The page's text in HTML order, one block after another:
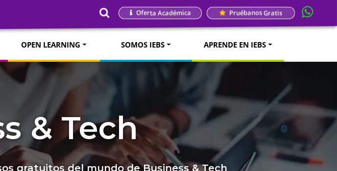
Oferta Académica Pruébanos Gratis
OPEN LEARNING SOMOS IEBS APRENDE EN IEBS
& Tech
gratuitos del mundo de Business & Tech